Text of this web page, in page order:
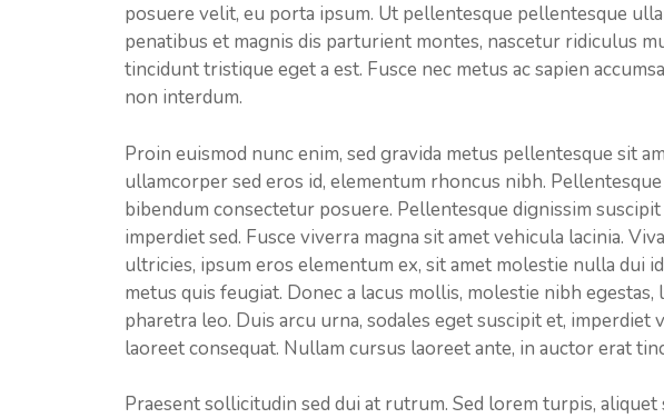
posuere velit, eu porta ipsum. Ut pellentesque pellentesque
penatibus et magnis dis parturient montes, nascetur ridiculus
tincidunt tristique eget a est. Fusce nec metus ac sapien
non interdum.
Proin euismod nunc enim, sed gravida metus pellentesque sit
ullamcorper sed eros id, elementum rhoncus nibh.
bibendum consectetur posuere. Pellentesque dignissim
imperdiet sed. Fusce viverra magna sit amet vehicula lacinia.
ultricies, ipsum eros elementum ex, sit amet molestie nulla dui
metus quis feugiat. Donec a lacus mollis, molestie nibh egestas,
pharetra leo. Duis arcu urna, sodales eget suscipit et,
laoreet consequat. Nullam cursus laoreet ante, in auctor erat
Praesent sollicitudin sed dui at rutrum. Sed lorem turpis, aliquet